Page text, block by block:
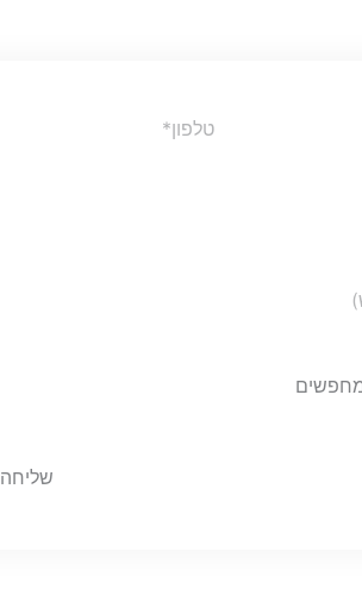
Phone
שליחה